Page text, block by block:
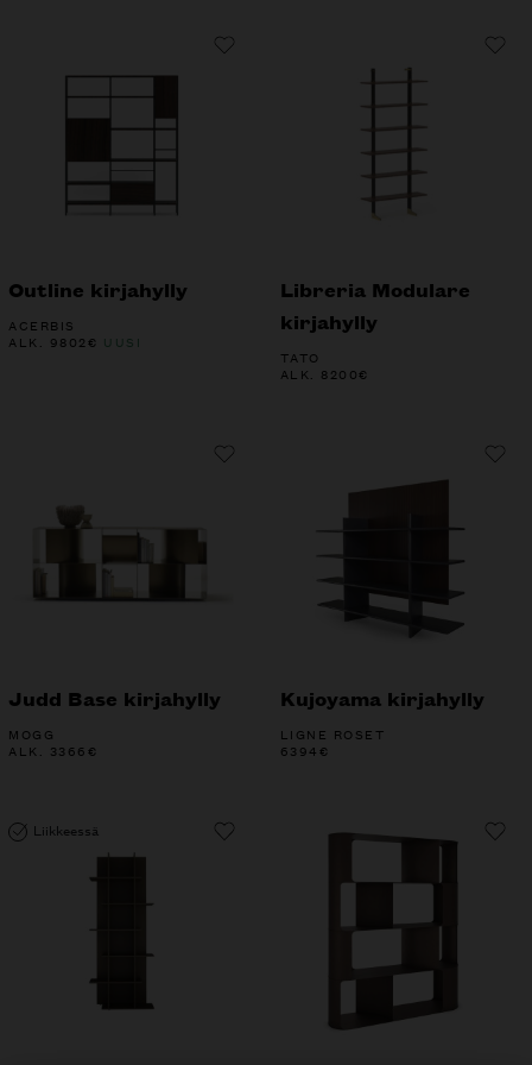
Outline kirjahylly
ACERBIS
ALK. 9802€ UUSI
Libreria Modulare
kirjahylly
TATO
ALK. 8200€
Judd Base kirjahylly
MOGG
ALK. 3366€
Kujoyama kirjahylly
LIGNE ROSET
6394€
Liikkeessä